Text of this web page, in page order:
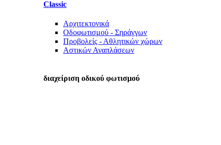
Classic
Αρχιτεκτονικά
Οδοφωτισμού - Σηράγγων
Προβολείς - Αθλητικών χώρων
Αστικών Αναπλάσεων
διαχείριση οδικού φωτισμού